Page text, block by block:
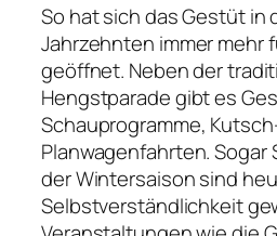
So hat sich das Gestüt in
Jahrzehnten immer mehr
geöffnet. Neben der
Hengstparade gibt es
Schauprogramme,
Planwagenfahrten.
der Wintersaison sind
Selbstverständlichkeit